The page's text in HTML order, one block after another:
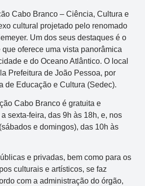
Cabo Branco – Ciência, Cultura e
cultural projetado pelo renomado
Um dos seus destaques é o
que oferece uma vista panorâmica
e do Oceano Atlântico. O local
Prefeitura de João Pessoa, por
de Educação e Cultura (Sedec).
Cabo Branco é gratuita e
sexta-feira, das 9h às 18h, e, nos
e domingos), das 10h às
e privadas, bem como para os
culturais e artísticos, se faz
com a administração do órgão,